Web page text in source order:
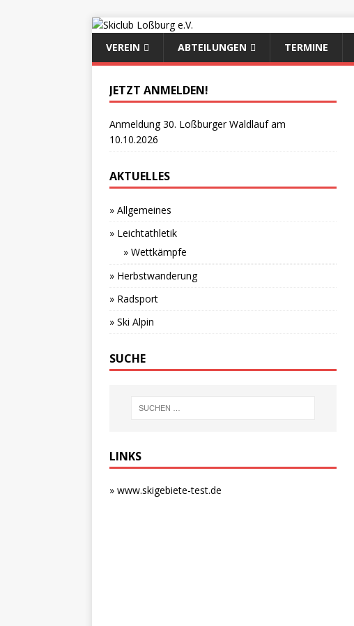
VEREIN ABTEILUNGEN TERMINE
JETZT ANMELDEN!
Anmeldung 30. Loßburger Waldlauf am
10.10.2026
AKTUELLES
» Allgemeines
» Leichtathletik
» Wettkämpfe
» Herbstwanderung
» Radsport
» Ski Alpin
SUCHE
LINKS
» www.skigebiete-test.de